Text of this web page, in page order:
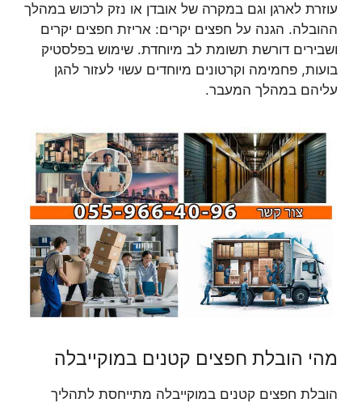
עוזרת לארגן וגם במקרה של אובדן או נזק לרכוש במהלך
ההובלה. הגנה על חפצים יקרים: אריזת חפצים יקרים
ושבירים דורשת תשומת לב מיוחדת. שימוש בפלסטיק
בועות, פחמימה וקרטונים מיוחדים עשוי לעזור להגן
עליהם במהלך המעבר.
מהי הובלת חפצים קטנים במוקייבלה
הובלת חפצים קטנים במוקייבלה מתייחסת לתהליך